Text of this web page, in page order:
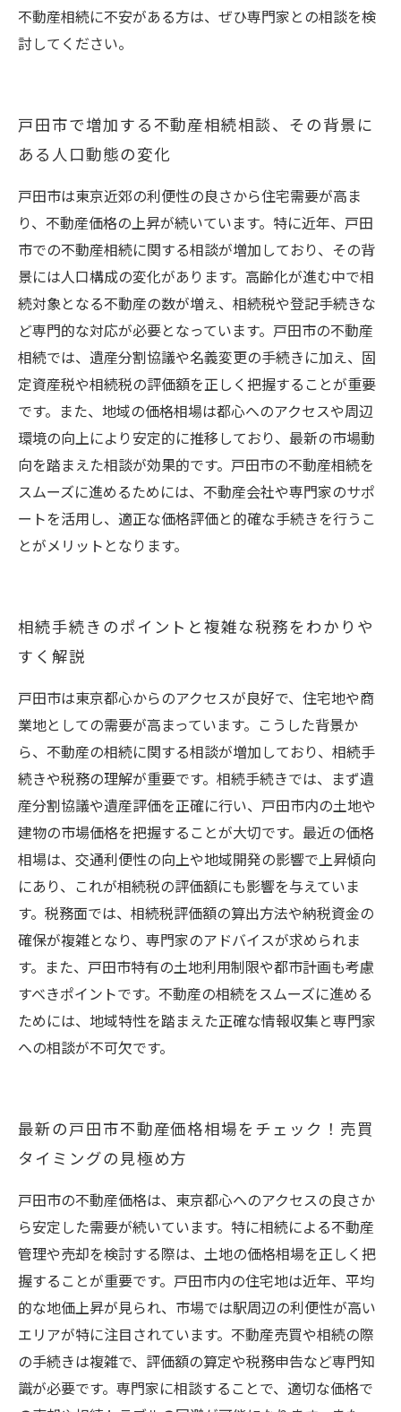
不動産相続に不安がある方は、ぜひ専門家との相談を検
討してください。
戸田市で増加する不動産相続相談、その背景に
ある人口動態の変化
戸田市は東京近郊の利便性の良さから住宅需要が高ま
り、不動産価格の上昇が続いています。特に近年、戸田
市での不動産相続に関する相談が増加しており、その背
景には人口構成の変化があります。高齢化が進む中で相
続対象となる不動産の数が増え、相続税や登記手続きな
ど専門的な対応が必要となっています。戸田市の不動産
相続では、遺産分割協議や名義変更の手続きに加え、固
定資産税や相続税の評価額を正しく把握することが重要
です。また、地域の価格相場は都心へのアクセスや周辺
環境の向上により安定的に推移しており、最新の市場動
向を踏まえた相談が効果的です。戸田市の不動産相続を
スムーズに進めるためには、不動産会社や専門家のサポ
ートを活用し、適正な価格評価と的確な手続きを行うこ
とがメリットとなります。
相続手続きのポイントと複雑な税務をわかりや
すく解説
戸田市は東京都心からのアクセスが良好で、住宅地や商
業地としての需要が高まっています。こうした背景か
ら、不動産の相続に関する相談が増加しており、相続手
続きや税務の理解が重要です。相続手続きでは、まず遺
産分割協議や遺産評価を正確に行い、戸田市内の土地や
建物の市場価格を把握することが大切です。最近の価格
相場は、交通利便性の向上や地域開発の影響で上昇傾向
にあり、これが相続税の評価額にも影響を与えていま
す。税務面では、相続税評価額の算出方法や納税資金の
確保が複雑となり、専門家のアドバイスが求められま
す。また、戸田市特有の土地利用制限や都市計画も考慮
すべきポイントです。不動産の相続をスムーズに進める
ためには、地域特性を踏まえた正確な情報収集と専門家
への相談が不可欠です。
最新の戸田市不動産価格相場をチェック！売買
タイミングの見極め方
戸田市の不動産価格は、東京都心へのアクセスの良さか
ら安定した需要が続いています。特に相続による不動産
管理や売却を検討する際は、土地の価格相場を正しく把
握することが重要です。戸田市内の住宅地は近年、平均
的な地価上昇が見られ、市場では駅周辺の利便性が高い
エリアが特に注目されています。不動産売買や相続の際
の手続きは複雑で、評価額の算定や税務申告など専門知
識が必要です。専門家に相談することで、適切な価格で